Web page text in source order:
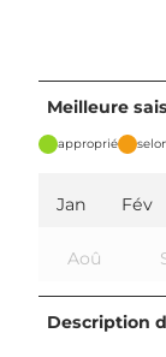
Meilleure
approprié
Jan Fév
Aoû
Description